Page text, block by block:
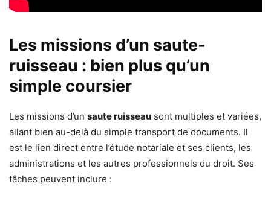
Les missions d’un saute-
ruisseau : bien plus qu’un
simple coursier
Les missions d’un saute ruisseau sont multiples et variées,
allant bien au-delà du simple transport de documents. Il
est le lien direct entre l’étude notariale et ses clients, les
administrations et les autres professionnels du droit. Ses
tâches peuvent inclure :